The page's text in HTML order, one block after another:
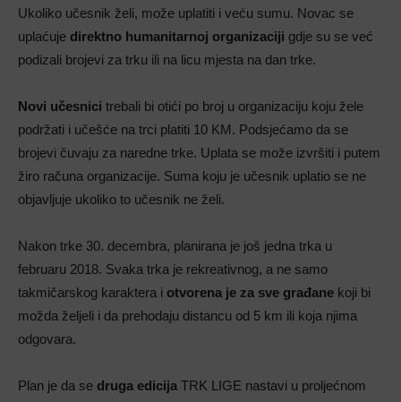
Ukoliko učesnik želi, može uplatiti i veću sumu. Novac se
uplaćuje direktno humanitarnoj organizaciji gdje su se već
podizali brojevi za trku ili na licu mjesta na dan trke.
Novi učesnici trebali bi otići po broj u organizaciju koju žele
podržati i učešće na trci platiti 10 KM. Podsjećamo da se
brojevi čuvaju za naredne trke. Uplata se može izvršiti i putem
žiro računa organizacije. Suma koju je učesnik uplatio se ne
objavljuje ukoliko to učesnik ne želi.
Nakon trke 30. decembra, planirana je još jedna trka u
februaru 2018. Svaka trka je rekreativnog, a ne samo
takmičarskog karaktera i otvorena je za sve građane koji bi
možda željeli i da prehodaju distancu od 5 km ili koja njima
odgovara.
Plan je da se druga edicija TRK LIGE nastavi u proljećnom